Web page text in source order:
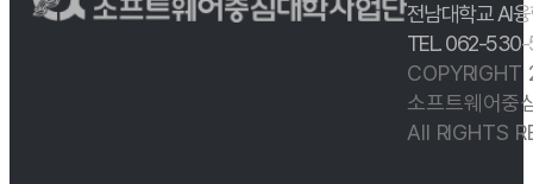
전남대학교 AI
TEL. 062-
COPYRIGHT
소프트웨어중
All RIGHTS